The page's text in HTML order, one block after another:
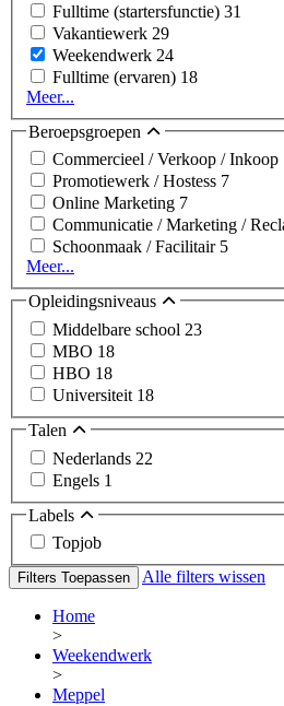
Fulltime (startersfunctie) 31
Vakantiewerk 29
Weekendwerk 24
Fulltime (ervaren) 18
Meer...
Beroepsgroepen
Commercieel / Verkoop / Inkoop
Promotiewerk / Hostess 7
Online Marketing 7
Communicatie / Marketing /
Schoonmaak / Facilitair 5
Meer...
Opleidingsniveaus
Middelbare school 23
MBO 18
HBO 18
Universiteit 18
Talen
Nederlands 22
Engels 1
Labels
Topjob
Filters Toepassen Alle filters wissen
Home
>
Weekendwerk
>
Meppel